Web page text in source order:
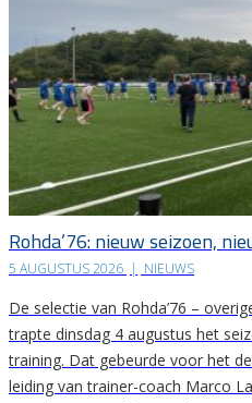
Rohda’76: nieuw seizoen,
5 AUGUSTUS 2026 | NIEUWS
De selectie van Rohda’76 –
trapte dinsdag 4 augustus het
training. Dat gebeurde voor het
leiding van trainer-coach Marco